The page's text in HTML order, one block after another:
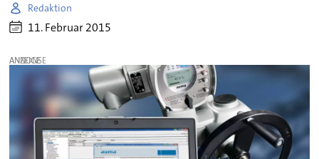
Redaktion
11. Februar 2015
ANZEIGE